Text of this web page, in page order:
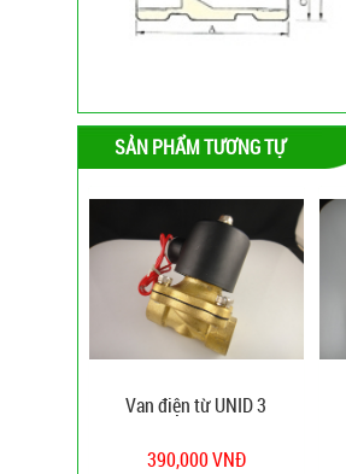
SẢN PHẨM TƯƠNG TỰ
Van điện từ UNID 3
390,000 VNĐ